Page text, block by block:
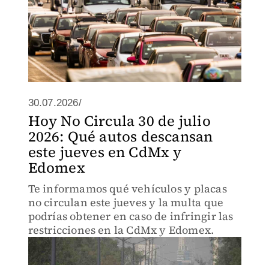
30.07.2026/
Hoy No Circula 30 de julio
2026: Qué autos descansan
este jueves en CdMx y
Edomex
Te informamos qué vehículos y placas
no circulan este jueves y la multa que
podrías obtener en caso de infringir las
restricciones en la CdMx y Edomex.